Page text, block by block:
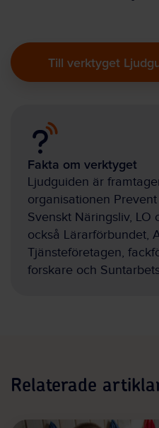
Till verktyget
Fakta om verktyget
Ljudguiden är
organisationen
Svenskt Näringsliv, LO
också Lärarförbundet,
Tjänsteföretagen,
forskare och
Relaterade